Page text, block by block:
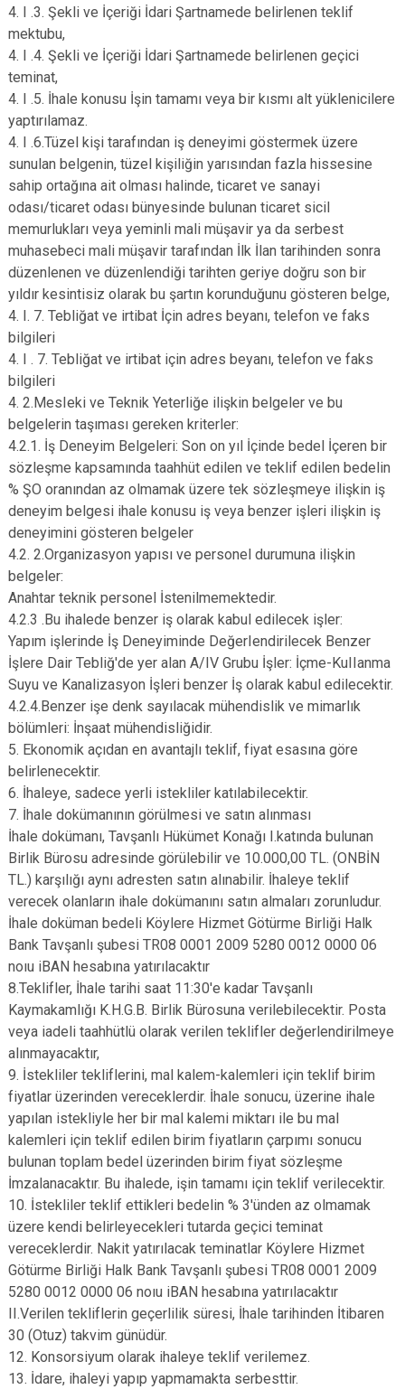
4. I .3. Şekli ve İçeriği İdari Şartnamede belirlenen teklif
mektubu,
4. I .4. Şekli ve İçeriği İdari Şartnamede belirlenen geçici
teminat,
4. I .5. İhale konusu İşin tamamı veya bir kısmı alt yüklenicilere
yaptırılamaz.
4. I .6.Tüzel kişi tarafından iş deneyimi göstermek üzere
sunulan belgenin, tüzel kişiliğin yarısından fazla hissesine
sahip ortağına ait olması halinde, ticaret ve sanayi
odası/ticaret odası bünyesinde bulunan ticaret sicil
memurlukları veya yeminli mali müşavir ya da serbest
muhasebeci mali müşavir tarafından İlk İlan tarihinden sonra
düzenlenen ve düzenlendiği tarihten geriye doğru son bir
yıldır kesintisiz olarak bu şartın korunduğunu gösteren belge,
4. I. 7. Tebliğat ve irtibat İçin adres beyanı, telefon ve faks
bilgileri
4. I . 7. Tebliğat ve irtibat için adres beyanı, telefon ve faks
bilgileri
4. 2.MesIeki ve Teknik Yeterliğe ilişkin belgeler ve bu
belgelerin taşıması gereken kriterler:
4.2.1. İş Deneyim Belgeleri: Son on yıl İçinde bedel İçeren bir
sözleşme kapsamında taahhüt edilen ve teklif edilen bedelin
% ŞO oranından az olmamak üzere tek sözleşmeye ilişkin iş
deneyim belgesi ihale konusu iş veya benzer işleri ilişkin iş
deneyimini gösteren belgeler
4.2. 2.Organizasyon yapısı ve personel durumuna ilişkin
belgeler:
Anahtar teknik personel İstenilmemektedir.
4.2.3 .Bu ihalede benzer iş olarak kabul edilecek işler:
Yapım işlerinde İş Deneyiminde DeğerIendirilecek Benzer
İşlere Dair Tebliğ'de yer alan A/IV Grubu İşler: İçme-KuIIanma
Suyu ve Kanalizasyon İşleri benzer İş olarak kabul edilecektir.
4.2.4.Benzer işe denk sayılacak mühendislik ve mimarlık
bölümleri: İnşaat mühendisliğidir.
5. Ekonomik açıdan en avantajlı teklif, fiyat esasına göre
belirlenecektir.
6. İhaleye, sadece yerli istekliler katılabilecektir.
7. İhale dokümanının görülmesi ve satın alınması
İhale dokümanı, Tavşanlı Hükümet Konağı I.katında bulunan
Birlik Bürosu adresinde görülebilir ve 10.000,00 TL. (ONBİN
TL.) karşılığı aynı adresten satın alınabilir. İhaleye teklif
verecek olanların ihale dokümanını satın almaları zorunludur.
İhale doküman bedeli Köylere Hizmet Götürme Birliği Halk
Bank Tavşanlı şubesi TR08 0001 2009 5280 0012 0000 06
noıu iBAN hesabına yatırılacaktır
8.Teklifler, İhale tarihi saat 11:30'e kadar Tavşanlı
Kaymakamlığı K.H.G.B. Birlik Bürosuna verilebilecektir. Posta
veya iadeli taahhütlü olarak verilen teklifler değerlendirilmeye
alınmayacaktır,
9. İstekliler tekliflerini, mal kalem-kalemleri için teklif birim
fiyatlar üzerinden vereceklerdir. İhale sonucu, üzerine ihale
yapılan istekliyle her bir mal kalemi miktarı ile bu mal
kalemleri için teklif edilen birim fiyatların çarpımı sonucu
bulunan toplam bedel üzerinden birim fiyat sözleşme
İmzalanacaktır. Bu ihalede, işin tamamı için teklif verilecektir.
10. İstekliler teklif ettikleri bedelin % 3'ünden az olmamak
üzere kendi belirleyecekleri tutarda geçici teminat
vereceklerdir. Nakit yatırılacak teminatlar Köylere Hizmet
Götürme Birliği Halk Bank Tavşanlı şubesi TR08 0001 2009
5280 0012 0000 06 noıu iBAN hesabına yatırılacaktır
II.Verilen tekliflerin geçerlilik süresi, İhale tarihinden İtibaren
30 (Otuz) takvim günüdür.
12. Konsorsiyum olarak ihaleye teklif verilemez.
13. İdare, ihaleyi yapıp yapmamakta serbesttir.